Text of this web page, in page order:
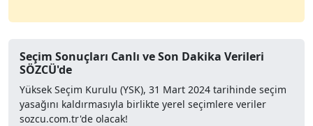
Seçim Sonuçları Canlı ve Son Dakika Verileri
SÖZCÜ'de
Yüksek Seçim Kurulu (YSK), 31 Mart 2024 tarihinde seçim
yasağını kaldırmasıyla birlikte yerel seçimlere veriler
sozcu.com.tr'de olacak!